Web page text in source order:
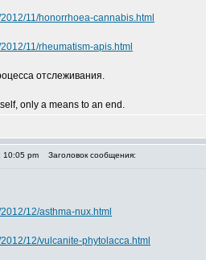
11/honorrhoea-cannabis.html
11/rheumatism-apis.html
отслеживания.
only a means to an end.
10:05 pm Заголовок сообщения:
12/asthma-nux.html
12/vulcanite-phytolacca.html